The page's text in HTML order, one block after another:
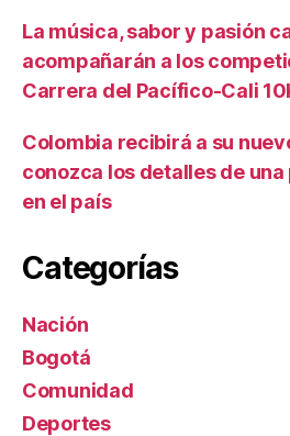
La música, sabor y pasión
acompañarán a los
Carrera del Pacífico-Cali
Colombia recibirá a su
conozca los detalles de
en el país
Categorías
Nación
Bogotá
Comunidad
Deportes